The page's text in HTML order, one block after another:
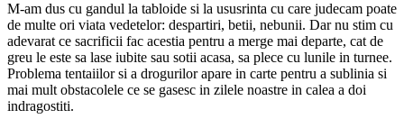
M-am dus cu gandul la tabloide si la ususrinta cu care judecam poate
de multe ori viata vedetelor: despartiri, betii, nebunii. Dar nu stim cu
adevarat ce sacrificii fac acestia pentru a merge mai departe, cat de
greu le este sa lase iubite sau sotii acasa, sa plece cu lunile in turnee.
Problema tentaiilor si a drogurilor apare in carte pentru a sublinia si
mai mult obstacolele ce se gasesc in zilele noastre in calea a doi
indragostiti.